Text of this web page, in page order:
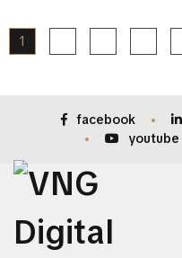
1
facebook
youtube